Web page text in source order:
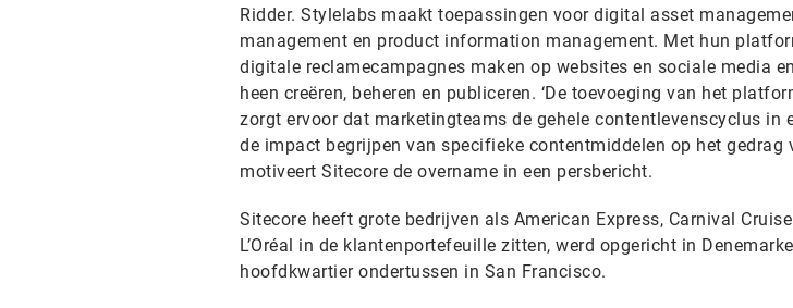
Ridder. Stylelabs maakt toepassingen voor digital asset
management en product information management. Met hun
digitale reclamecampagnes maken op websites en sociale media
heen creëren, beheren en publiceren. ‘De toevoeging van het
zorgt ervoor dat marketingteams de gehele contentlevenscyclus in
de impact begrijpen van specifieke contentmiddelen op het gedrag
motiveert Sitecore de overname in een persbericht.
Sitecore heeft grote bedrijven als American Express, Carnival
L’Oréal in de klantenportefeuille zitten, werd opgericht in
hoofdkwartier ondertussen in San Francisco.